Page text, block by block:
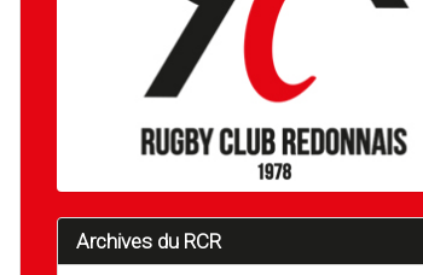
Archives du RCR